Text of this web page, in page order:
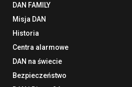
DAN FAMILY
Misja DAN
Historia
Centra alarmowe
DAN na świecie
Bezpieczeństwo